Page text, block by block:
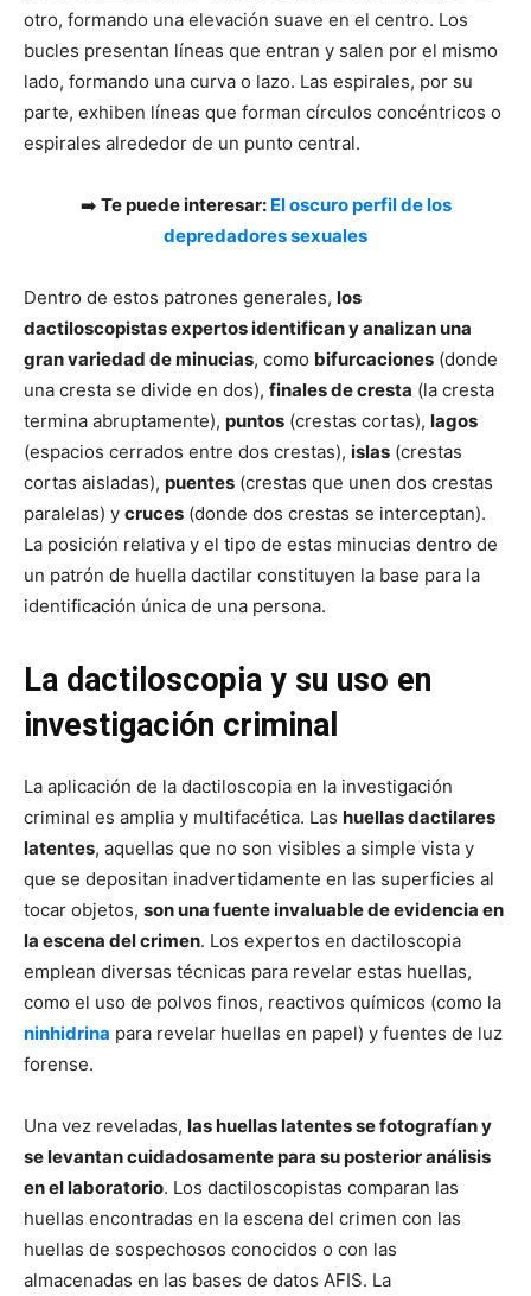
otro, formando una elevación suave en el centro. Los
bucles presentan líneas que entran y salen por el mismo
lado, formando una curva o lazo. Las espirales, por su
parte, exhiben líneas que forman círculos concéntricos o
espirales alrededor de un punto central.
➡️ Te puede interesar: El oscuro perfil de los
depredadores sexuales
Dentro de estos patrones generales, los
dactiloscopistas expertos identifican y analizan una
gran variedad de minucias, como bifurcaciones (donde
una cresta se divide en dos), finales de cresta (la cresta
termina abruptamente), puntos (crestas cortas), lagos
(espacios cerrados entre dos crestas), islas (crestas
cortas aisladas), puentes (crestas que unen dos crestas
paralelas) y cruces (donde dos crestas se interceptan).
La posición relativa y el tipo de estas minucias dentro de
un patrón de huella dactilar constituyen la base para la
identificación única de una persona.
La dactiloscopia y su uso en
investigación criminal
La aplicación de la dactiloscopia en la investigación
criminal es amplia y multifacética. Las huellas dactilares
latentes, aquellas que no son visibles a simple vista y
que se depositan inadvertidamente en las superficies al
tocar objetos, son una fuente invaluable de evidencia en
la escena del crimen. Los expertos en dactiloscopia
emplean diversas técnicas para revelar estas huellas,
como el uso de polvos finos, reactivos químicos (como la
ninhidrina para revelar huellas en papel) y fuentes de luz
forense.
Una vez reveladas, las huellas latentes se fotografían y
se levantan cuidadosamente para su posterior análisis
en el laboratorio. Los dactiloscopistas comparan las
huellas encontradas en la escena del crimen con las
huellas de sospechosos conocidos o con las
almacenadas en las bases de datos AFIS. La